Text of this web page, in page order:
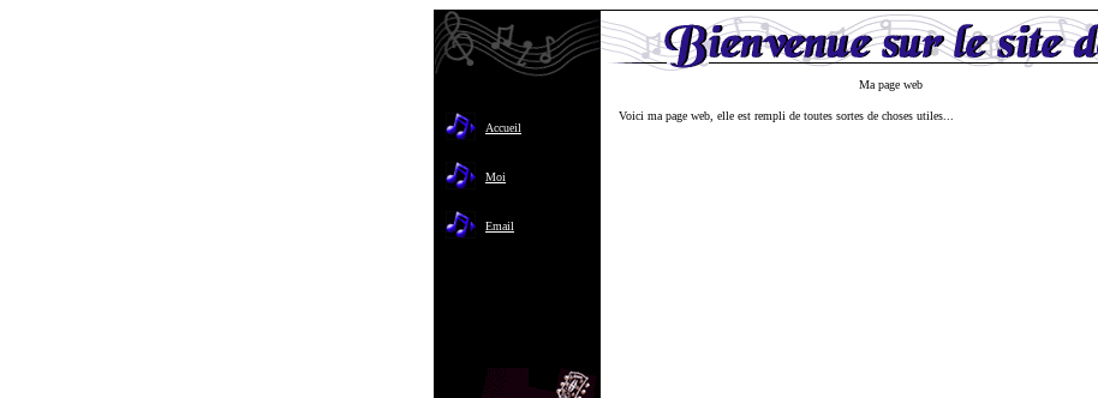
Ma page web
Accueil
Moi
Email
Voici ma page web, elle est rempli de toutes sortes de choses utiles...